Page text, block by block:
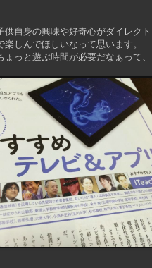
自身の興味や好奇心がダイレク
しんでほしいなって思います。
っと遊ぶ時間が必要だなぁって